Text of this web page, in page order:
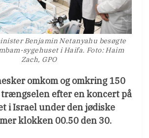
Benjamin Netanyahu besøgte
sygehuset i Haifa. Foto: Haim
Zach, GPO
omkom og omkring 150
efter en koncert på
i Israel under den jødiske
klokken 00.50 den 30.